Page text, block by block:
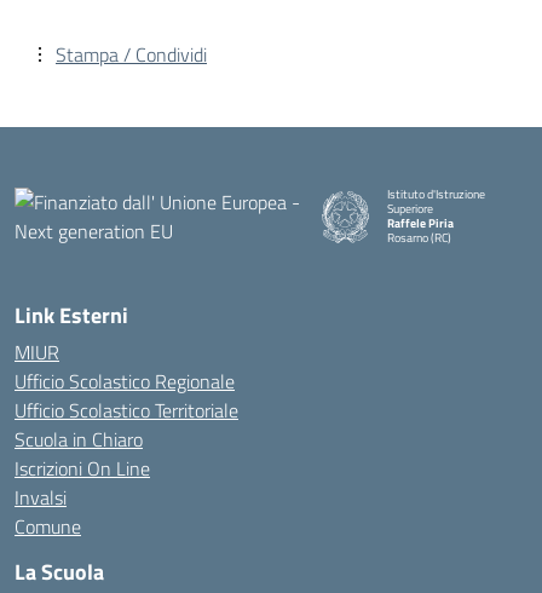
Stampa / Condividi
Istituto d'Istruzione
Superiore
Raffele Piria
Rosarno (RC)
Link Esterni
MIUR
Ufficio Scolastico Regionale
Ufficio Scolastico Territoriale
Scuola in Chiaro
Iscrizioni On Line
Invalsi
Comune
La Scuola